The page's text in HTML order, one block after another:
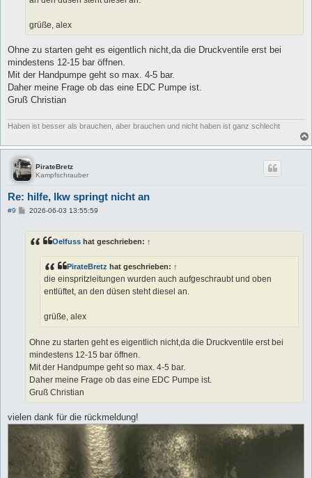
grüße, alex
Ohne zu starten geht es eigentlich nicht,da die Druckventile erst bei
mindestens 12-15 bar öffnen.
Mit der Handpumpe geht so max. 4-5 bar.
Daher meine Frage ob das eine EDC Pumpe ist.
Gruß Christian
Haben ist besser als brauchen, aber brauchen und nicht haben ist ganz schlecht
PirateBretz
Kampfschrauber
Re: hilfe, lkw springt nicht an
#9
B2026-06-03 13:55:59
Oelfuss hat geschrieben: ↑
PirateBretz hat geschrieben: ↑
die einspritzleitungen wurden auch aufgeschraubt und oben
entlüftet, an den düsen steht diesel an.
grüße, alex
Ohne zu starten geht es eigentlich nicht,da die Druckventile erst bei
mindestens 12-15 bar öffnen.
Mit der Handpumpe geht so max. 4-5 bar.
Daher meine Frage ob das eine EDC Pumpe ist.
Gruß Christian
vielen dank für die rückmeldung!